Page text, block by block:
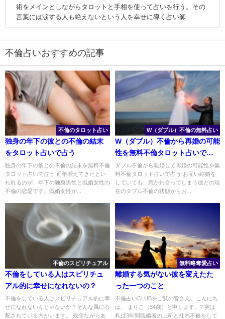
術をメインとしながらタロットと手相を使って占いを行う。その
言葉には涙する人も絶えないという人を幸せに導く占い師
不倫占いおすすめの記事
不倫のタロット占い
独身の年下の彼との不倫の結末
をタロット占いで占う
独身の年下の彼との不倫の結末を無料不倫
タロット占いで占う 近年増えてきたとい
われるのが、年下の独身男性と既婚女性の
不倫の恋愛です。既婚女性が...
W（ダブル）不倫の無料占い
W（ダブル）不倫から再婚の可能
性を無料不倫タロット占いで占
う
ダブル不倫から離婚して再婚の可能性を無
料不倫タロット占いで占う お互い結婚を
していても、惹かれ合ってしまう彼との現
在のダブル不倫の状態からお...
不倫のスピリチュアル
不倫をしている人はスピリチュ
アル的に幸せになれないの？
不倫をしている人はスピリチュアル的に幸
せになれないんじゃないか？そんな風に心
配されている方がいます。 残念ながらあ
無料略奪愛占い
離婚する気がない彼を変えたた
った一つのこと
不倫占いCLUBをご覧の皆さん。こんにち
は。 まりこ（34歳）と申します。? 実は
私は3年間既婚者の上司と社内不倫をして